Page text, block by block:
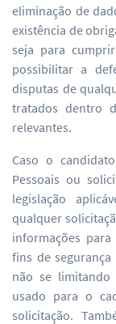
eliminação de
existência de
seja para
possibilitar a
disputas de
tratados dentro
relevantes.
Caso o
Pessoais ou
legislação
qualquer
informações
fins de
não se limitando
usado para o
solicitação.